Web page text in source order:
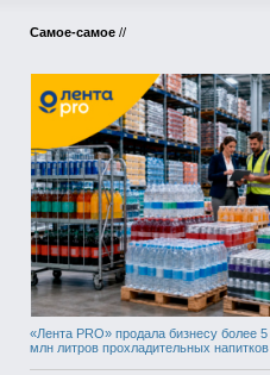
Самое-самое //
«Лента PRO» продала бизнесу более 5
млн литров прохладительных напитков